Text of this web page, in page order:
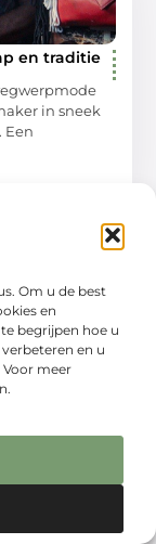
Om u de best
en
begrijpen hoe u
en u
meer
en traditie
in sneek
Een
Wijchen is
als je